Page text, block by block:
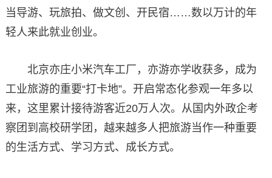
当导游、玩旅拍、做文创、开民宿……数以万计的年
轻人来此就业创业。
北京亦庄小米汽车工厂，亦游亦学收获多，成为
工业旅游的重要“打卡地”。开启常态化参观一年多以
来，这里累计接待游客近20万人次。从国内外政企考
察团到高校研学团，越来越多人把旅游当作一种重要
的生活方式、学习方式、成长方式。